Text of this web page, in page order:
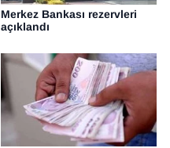
Merkez Bankası rezervleri
açıklandı